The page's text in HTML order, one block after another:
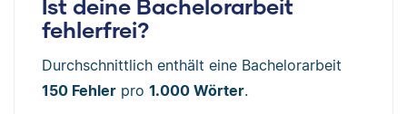
Ist deine Bachelorarbeit
fehlerfrei?
Durchschnittlich enthält eine Bachelorarbeit
150 Fehler pro 1.000 Wörter.